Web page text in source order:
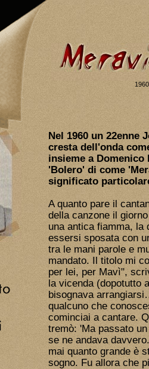
Nel 1960 un 22enne
cresta dell'onda
insieme a
'Bolero' di come
significato
A quanto pare il
della canzone il
una antica fiamma, la
essersi sposata con
tra le mani parole e
mandato. Il titolo mi
per lei, per Mavì",
la vicenda (dopotutto
bisognava
qualcuno che
cominciai a cantare.
tremò: 'Ma passato
se ne andava
mai quanto grande è
sogno. Fu allora che